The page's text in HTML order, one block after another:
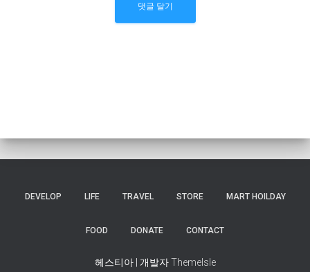
DEVELOP LIFE TRAVEL STORE MART HOILDAY
FOOD DONATE CONTACT
헤스티아 | 개발자ThemeIsle